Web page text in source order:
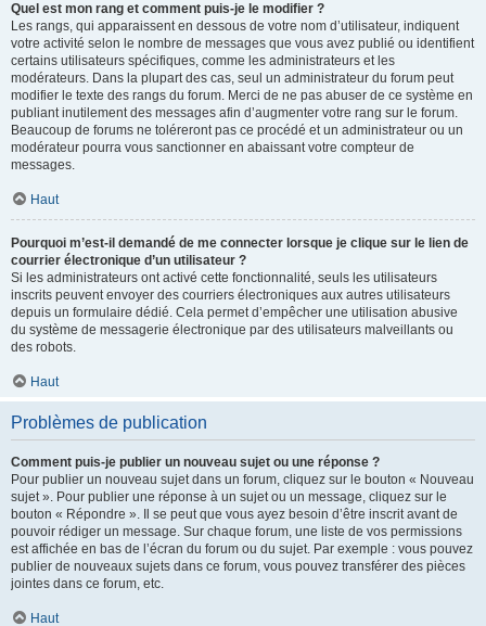
Quel est mon rang et comment puis-je le modifier ?
Les rangs, qui apparaissent en dessous de votre nom d’utilisateur, indiquent
votre activité selon le nombre de messages que vous avez publié ou identifient
certains utilisateurs spécifiques, comme les administrateurs et les
modérateurs. Dans la plupart des cas, seul un administrateur du forum peut
modifier le texte des rangs du forum. Merci de ne pas abuser de ce système en
publiant inutilement des messages afin d’augmenter votre rang sur le forum.
Beaucoup de forums ne toléreront pas ce procédé et un administrateur ou un
modérateur pourra vous sanctionner en abaissant votre compteur de
messages.
Haut
Pourquoi m’est-il demandé de me connecter lorsque je clique sur le lien de
courrier électronique d’un utilisateur ?
Si les administrateurs ont activé cette fonctionnalité, seuls les utilisateurs
inscrits peuvent envoyer des courriers électroniques aux autres utilisateurs
depuis un formulaire dédié. Cela permet d’empêcher une utilisation abusive
du système de messagerie électronique par des utilisateurs malveillants ou
des robots.
Haut
Problèmes de publication
Comment puis-je publier un nouveau sujet ou une réponse ?
Pour publier un nouveau sujet dans un forum, cliquez sur le bouton « Nouveau
sujet ». Pour publier une réponse à un sujet ou un message, cliquez sur le
bouton « Répondre ». Il se peut que vous ayez besoin d’être inscrit avant de
pouvoir rédiger un message. Sur chaque forum, une liste de vos permissions
est affichée en bas de l’écran du forum ou du sujet. Par exemple : vous pouvez
publier de nouveaux sujets dans ce forum, vous pouvez transférer des pièces
jointes dans ce forum, etc.
Haut